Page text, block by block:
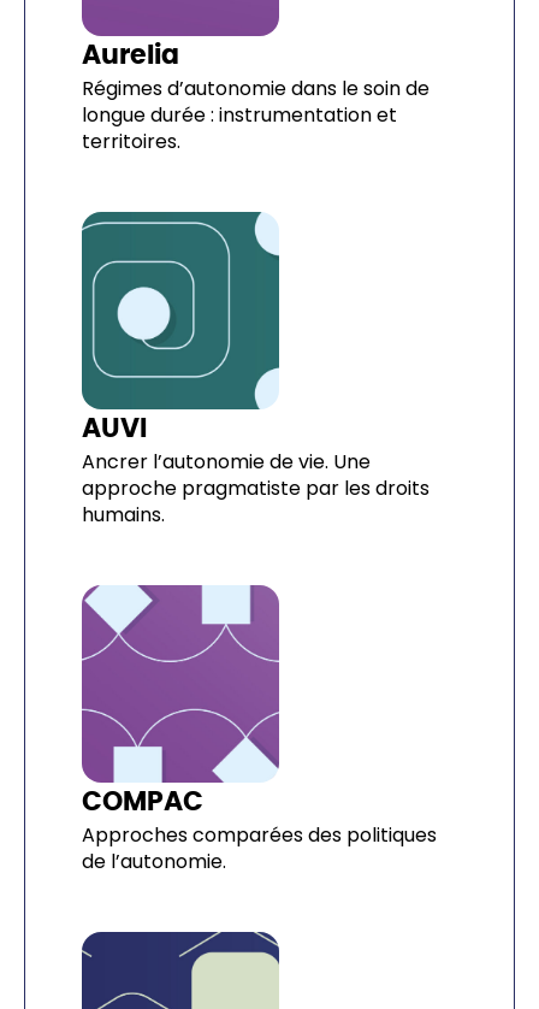
Aurelia
Régimes d’autonomie dans le soin de
longue durée : instrumentation et
territoires.
AUVI
Ancrer l’autonomie de vie. Une
approche pragmatiste par les droits
humains.
COMPAC
Approches comparées des politiques
de l’autonomie.